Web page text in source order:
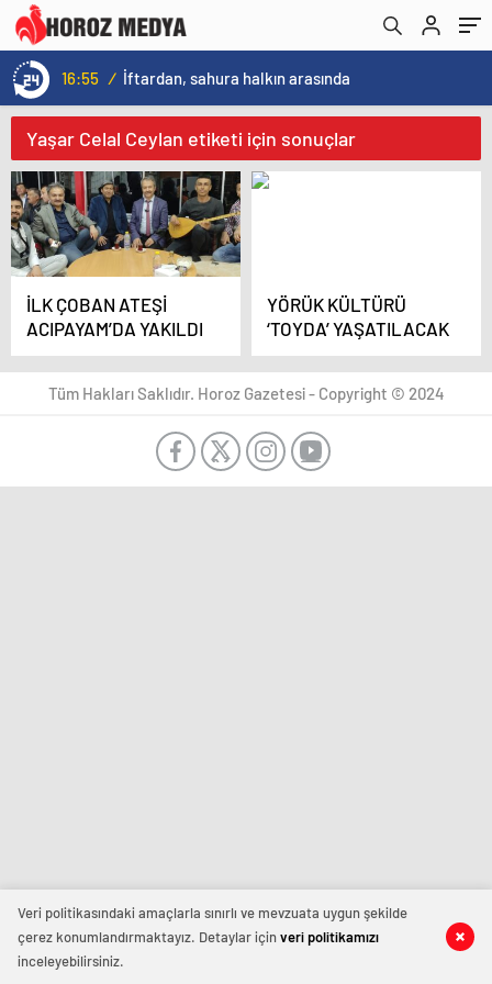
16:55 / İftardan, sahura halkın arasında
Yaşar Celal Ceylan etiketi için sonuçlar
İLK ÇOBAN ATEŞİ
ACIPAYAM’DA YAKILDI
YÖRÜK KÜLTÜRÜ
‘TOYDA’ YAŞATILACAK
Tüm Hakları Saklıdır. Horoz Gazetesi - Copyright © 2024
Veri politikasındaki amaçlarla sınırlı ve mevzuata uygun şekilde
çerez konumlandırmaktayız. Detaylar içinveri politikamızı
inceleyebilirsiniz.